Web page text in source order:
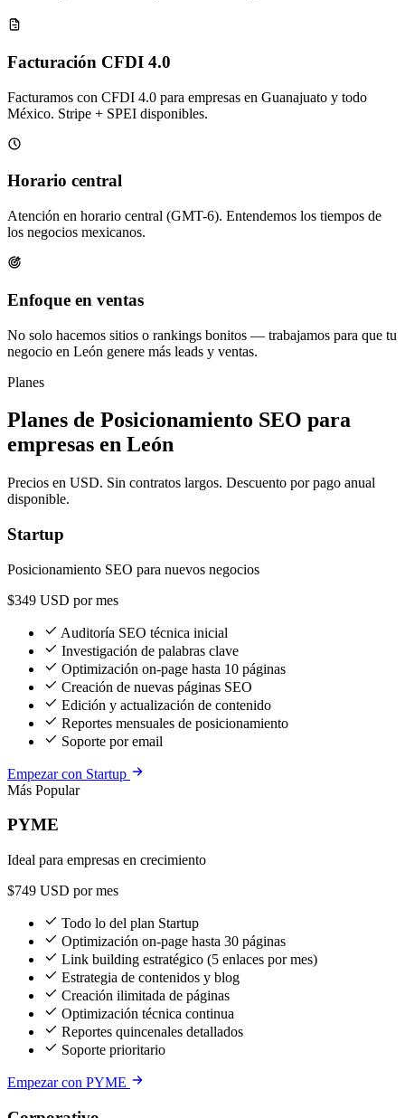
Facturación CFDI 4.0
Facturamos con CFDI 4.0 para empresas en Guanajuato y todo
México. Stripe + SPEI disponibles.
Horario central
Atención en horario central (GMT-6). Entendemos los tiempos de
los negocios mexicanos.
Enfoque en ventas
No solo hacemos sitios o rankings bonitos — trabajamos para que tu
negocio en León genere más leads y ventas.
Planes
Planes de Posicionamiento SEO para
empresas en León
Precios en USD. Sin contratos largos. Descuento por pago anual
disponible.
Startup
Posicionamiento SEO para nuevos negocios
$349 USD por mes
Auditoría SEO técnica inicial
Investigación de palabras clave
Optimización on-page hasta 10 páginas
Creación de nuevas páginas SEO
Edición y actualización de contenido
Reportes mensuales de posicionamiento
Soporte por email
Empezar con Startup
Más Popular
PYME
Ideal para empresas en crecimiento
$749 USD por mes
Todo lo del plan Startup
Optimización on-page hasta 30 páginas
Link building estratégico (5 enlaces por mes)
Estrategia de contenidos y blog
Creación ilimitada de páginas
Optimización técnica continua
Reportes quincenales detallados
Soporte prioritario
Empezar con PYME